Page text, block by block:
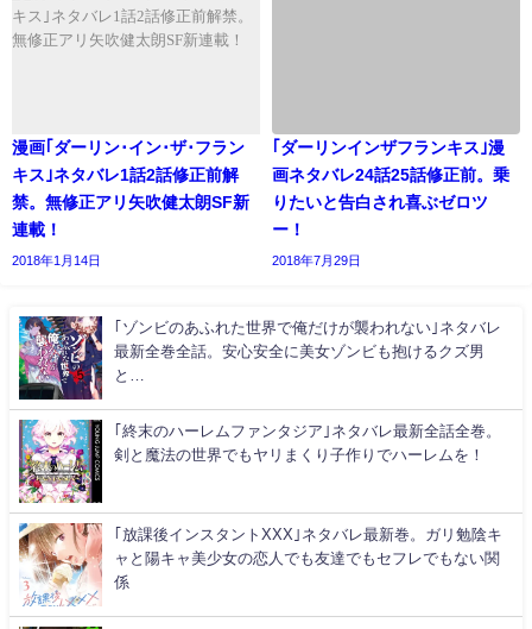
漫画｢ダーリン･イン･ザ･フラン
キス｣ネタバレ1話2話修正前解
禁。無修正アリ矢吹健太朗SF新
連載！
2018年1月14日
｢ダーリンインザフランキス｣漫
画ネタバレ24話25話修正前。乗
りたいと告白され喜ぶゼロツ
ー！
2018年7月29日
｢ゾンビのあふれた世界で俺だけが襲われない｣ネタバレ
最新全巻全話。安心安全に美女ゾンビも抱けるクズ男
と…
｢終末のハーレムファンタジア｣ネタバレ最新全話全巻。
剣と魔法の世界でもヤリまくり子作りでハーレムを！
｢放課後インスタントXXX｣ネタバレ最新巻。ガリ勉陰キ
ャと陽キャ美少女の恋人でも友達でもセフレでもない関
係